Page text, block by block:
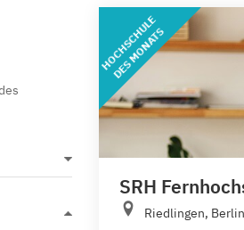
HOCHSCHULE
DES MONATS
SRH
Riedlingen,